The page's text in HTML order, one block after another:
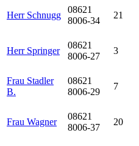
Herr Schnugg
08621
8006-34
21
Herr Springer
08621
8006-27
3
Frau Stadler
B.
08621
8006-29
7
Frau Wagner
08621
8006-37
20